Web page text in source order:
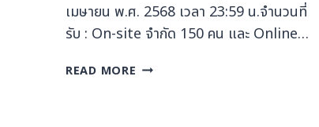
เมษายน พ.ศ. 2568 เวลา 23:59 น.จำนวนที่
รับ : On-site จำกัด 150 คน และ Online…
READ MORE